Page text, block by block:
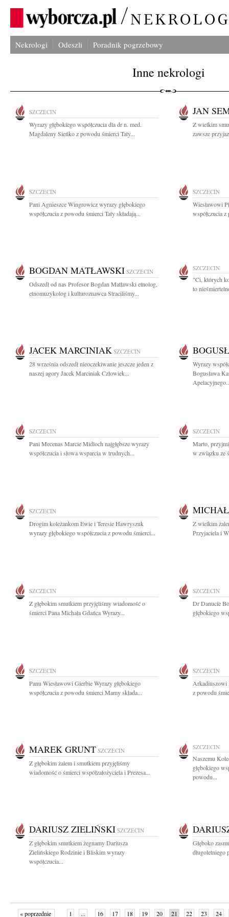
Nekrologi Odeszli Poradnik pogrzebowy
Inne nekrologi
SZCZECIN
Wyrazy głębokiego współczucia dla dr n. med.
Magdaleny Sieńko z powodu śmierci Taty...
JAN
Z wielkim
zawsze
SZCZECIN
Pani Agnieszce Wingrowicz wyrazy głębokiego
współczucia z powodu śmierci Taty składają...
SZCZECIN
Wiesławowi
współczucia
BOGDAN MATŁAWSKI SZCZECIN
Odszedł od nas Profesor Bogdan Matławski etnolog,
etnomuzykolog i kulturoznawca Straciliśmy...
SZCZECIN
"Ci, których
to
JACEK MARCINIAK SZCZECIN
28 września odszedł nieoczekiwanie jeszcze jeden z
naszej agory Jacek Marciniak Człowiek...
Wyrazy
Bogusława
SZCZECIN
Pani Mecenas Marcie Midloch najgłębsze wyrazy
współczucia i słowa wsparcia w trudnych...
SZCZECIN
Marto,
w związku ze
SZCZECIN
Drogim koleżankom Ewie i Teresie Hawryszuk
wyrazy głębokiego współczucia z powodu śmierci...
Z wielkim
Przyjaciela i
SZCZECIN
Z głębokim smutkiem przyjęliśmy wiadomość o
śmierci Pana Michała Gdańca Wyrazy...
SZCZECIN
Dr Danucie
głębokiego
SZCZECIN
Panu Wiesławowi Gierbie Wyrazy głębokiego
współczucia z powodu śmierci Mamy składa...
SZCZECIN
Arkadiuszowi
z powodu
MAREK GRUNT SZCZECIN
Z głębokim żalem i smutkiem przyjęliśmy
wiadomość o śmierci współzałożyciela i Prezesa...
SZCZECIN
Naszemu
głębokiego
powodu...
DARIUSZ ZIELIŃSKI SZCZECIN
Z głębokim smutkiem żegnamy Dariusza
Zielińskiego Rodzinie i Bliskim wyrazy
współczucia...
Głęboko
« poprzednie 1 ... 16 17 18 19 20 21 22 23 24